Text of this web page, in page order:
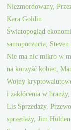
Niezmordowany,
Kara Goldin
Światopogląd
samopoczucia, Steven
Nie ma nic mikro w
na korzyść kobiet,
Wojny
i zakłócenia w
Lis Sprzedaży,
sprzedaży, Jim Holden